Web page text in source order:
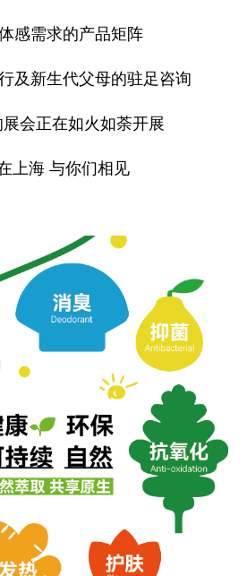
感需求的产品矩阵
及新生代父母的驻足咨询
展会正在如火如荼开展
上海 与你们相见